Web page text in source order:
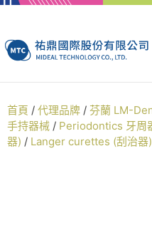
首頁 / 代理品牌 / 芬蘭 LM-
手持器械 / Periodontics 牙周
器) / Langer curettes (刮治器)